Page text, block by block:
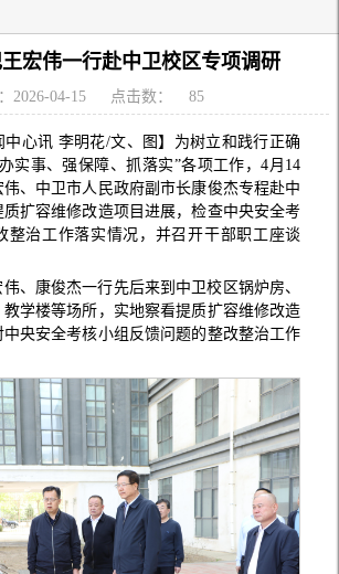
宏伟一行赴中卫校区专项调研
2026-04-15 点击数： 85
中心讯 李明花/文、图】为树立和践行正确
实事、强保障、抓落实”各项工作，4月14
伟、中卫市人民政府副市长康俊杰专程赴中
质扩容维修改造项目进展，检查中央安全考
整治工作落实情况，并召开干部职工座谈
、康俊杰一行先后来到中卫校区锅炉房、
学楼等场所，实地察看提质扩容维修改造
央安全考核小组反馈问题的整改整治工作